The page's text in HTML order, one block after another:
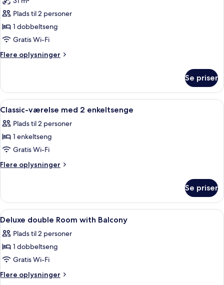
af
Classic-
dobbeltværelse
-
Plads til 2 personer
1 dobbeltseng
Gratis Wi-Fi
Flere oplysninger
Flere
dobbeltværelse
balkon
Se priser
Indlæs
alle
billeder
af
Classic-
værelse
enkeltsenge
Et hotelværelse med en stor seng,
4
Classic-værelse med 2 enkeltsenge
Plads til 2 personer
1 enkeltseng
Gratis Wi-Fi
Flere oplysninger
Flere
værelse
med
2
Se priser
Indlæs
alle
billeder
af
Deluxe
double
Pengeskab på værelset, skrivebord,
5
Deluxe double Room with Balcony
Plads til 2 personer
1 dobbeltseng
Gratis Wi-Fi
Flere oplysninger
Flere